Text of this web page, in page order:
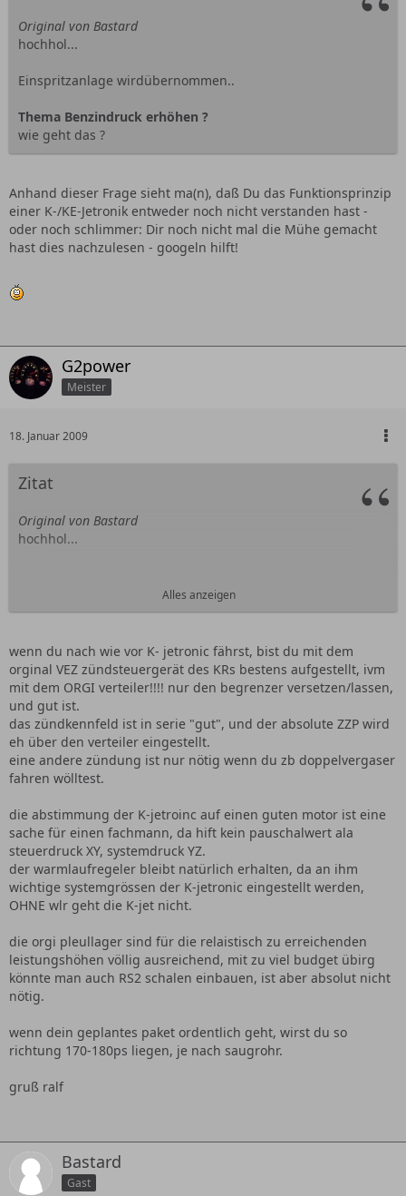
Original von Bastard
hochhol...
Einspritzanlage wirdübernommen..
Thema Benzindruck erhöhen ?
wie geht das ?
Anhand dieser Frage sieht ma(n), daß Du das Funktionsprinzip
einer K-/KE-Jetronik entweder noch nicht verstanden hast -
oder noch schlimmer: Dir noch nicht mal die Mühe gemacht
hast dies nachzulesen - googeln hilft!
G2power
Meister
18. Januar 2009
Zitat
Original von Bastard
hochhol...
Haben hier einen KR mit 90tkm.
Haben den Zylinderkopf komplett für viel geld machen
-272/268 Grad nocken und max. bearbeitung ein auslass
und brennräume..
fächer usw...
fragen:
Einspritzanlage wirdübernommen..
Thema Zündanlage, original belassen,wie siehts mit
unterdruck zündung aus dem alten 1,3l ? Der verteiler passt
ja ran.also stg weg und nur per unterdruck verstellen.was
ist besser ? kann man den chip im zündungsstg bearbeiten
?
Thema Benzindruck erhöhen ?
wie geht das ?
Leerlaufreglung funktioniert dann trotzdem noch ?
oder weg lassen ?
Warmlaufregler ?
andere Pleuellagerschalen notwendig ?
Alles anzeigen
wenn du nach wie vor K- jetronic fährst, bist du mit dem
orginal VEZ zündsteuergerät des KRs bestens aufgestellt, ivm
mit dem ORGI verteiler!!!! nur den begrenzer versetzen/lassen,
und gut ist.
das zündkennfeld ist in serie "gut", und der absolute ZZP wird
eh über den verteiler eingestellt.
eine andere zündung ist nur nötig wenn du zb doppelvergaser
fahren wölltest.
die abstimmung der K-jetroinc auf einen guten motor ist eine
sache für einen fachmann, da hift kein pauschalwert ala
steuerdruck XY, systemdruck YZ.
der warmlaufregeler bleibt natürlich erhalten, da an ihm
wichtige systemgrössen der K-jetronic eingestellt werden,
OHNE wlr geht die K-jet nicht.
die orgi pleullager sind für die relaistisch zu erreichenden
leistungshöhen völlig ausreichend, mit zu viel budget übirg
könnte man auch RS2 schalen einbauen, ist aber absolut nicht
nötig.
wenn dein geplantes paket ordentlich geht, wirst du so
richtung 170-180ps liegen, je nach saugrohr.
gruß ralf
Bastard
Gast